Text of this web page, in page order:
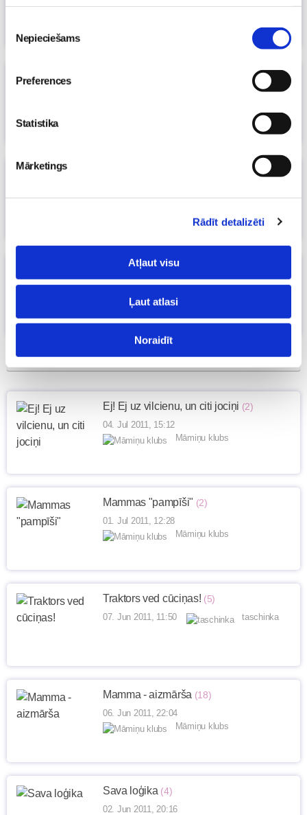
izvēle
Nepieciešams
Preferences
Statistika
Mārketings
Rādīt detalizēti
Atļaut visu
Ļaut atlasi
Noraidīt
Rudens Ralfa izpratnē
04. Aug 2011, 19:12
Māmiņu klubs
Ej! Ej uz vilcienu, un citi jociņi (2)
04. Jul 2011, 15:12
Māmiņu klubs
Mammas "pampīši" (2)
01. Jul 2011, 12:28
Māmiņu klubs
Traktors ved cūciņas! (5)
07. Jun 2011, 11:50 taschinka
Mamma - aizmārša (18)
06. Jun 2011, 22:04
Māmiņu klubs
Sava loģika (4)
02. Jun 2011, 20:16